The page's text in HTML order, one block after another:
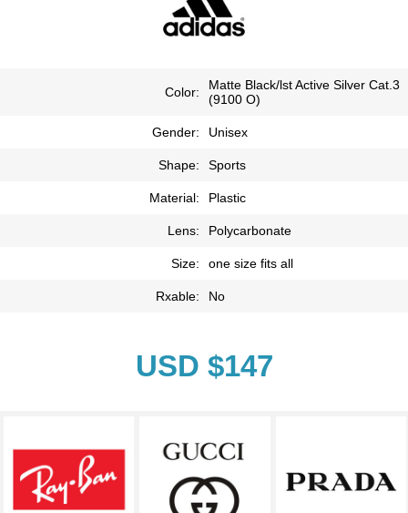
Color:
Matte Black/lst Active Silver Cat.3
(9100 O)
Gender: Unisex
Shape: Sports
Material: Plastic
Lens: Polycarbonate
Size: one size fits all
Rxable: No
USD $147